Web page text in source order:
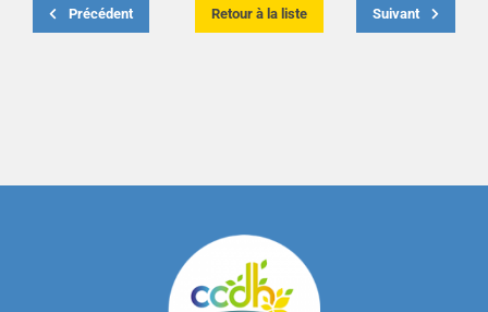
Précédent Retour à la liste Suivant